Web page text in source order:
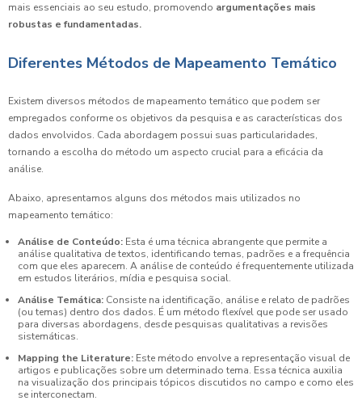
mais essenciais ao seu estudo, promovendo argumentações mais
robustas e fundamentadas.
Diferentes Métodos de Mapeamento Temático
Existem diversos métodos de mapeamento temático que podem ser
empregados conforme os objetivos da pesquisa e as características dos
dados envolvidos. Cada abordagem possui suas particularidades,
tornando a escolha do método um aspecto crucial para a eficácia da
análise.
Abaixo, apresentamos alguns dos métodos mais utilizados no
mapeamento temático:
Análise de Conteúdo: Esta é uma técnica abrangente que permite a
análise qualitativa de textos, identificando temas, padrões e a frequência
com que eles aparecem. A análise de conteúdo é frequentemente utilizada
em estudos literários, mídia e pesquisa social.
Análise Temática: Consiste na identificação, análise e relato de padrões
(ou temas) dentro dos dados. É um método flexível que pode ser usado
para diversas abordagens, desde pesquisas qualitativas a revisões
sistemáticas.
Mapping the Literature: Este método envolve a representação visual de
artigos e publicações sobre um determinado tema. Essa técnica auxilia
na visualização dos principais tópicos discutidos no campo e como eles
se interconectam.